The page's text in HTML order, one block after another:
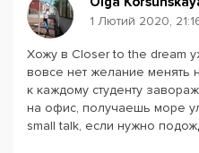
1 Лютий 2020,
Хожу в Closer to the dream
вовсе нет желание менять
к каждому студенту
на офис, получаешь море
small talk, если нужно